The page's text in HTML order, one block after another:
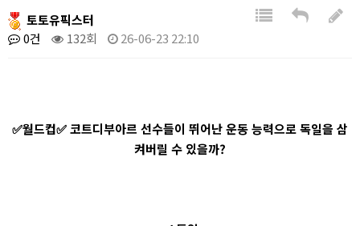
토토유픽스터
0건
132회 26-06-23 22:10
✅월드컵✅ 코트디부아르 선수들이 뛰어난 운동 능력으로 독일을 삼
켜버릴 수 있을까?